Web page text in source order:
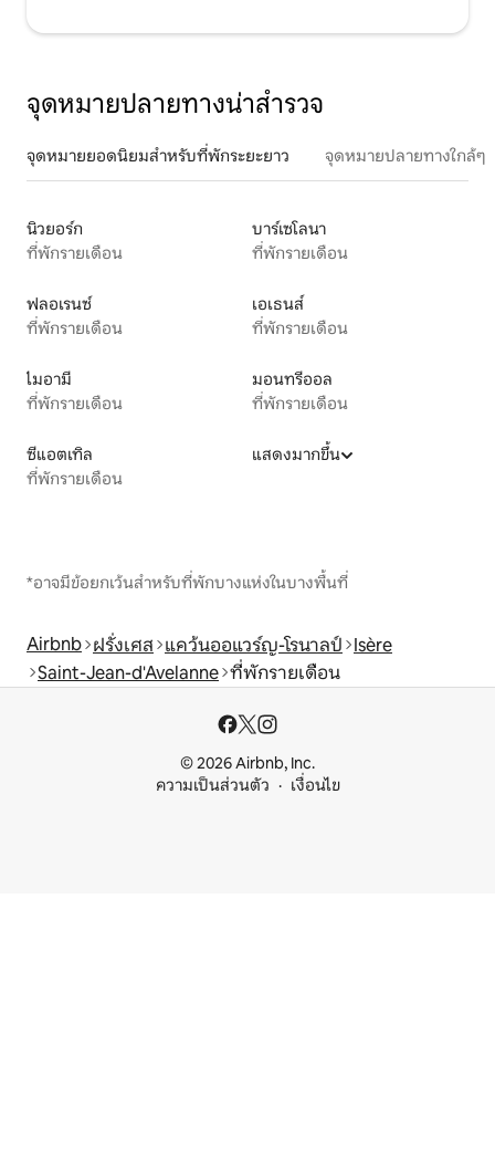
จุดหมายปลายทางน่าสำรวจ
จุดหมายยอดนิยมสำหรับที่พักระยะยาว จุดหมายปลายทางใกล้ๆ
นิวยอร์ก
ที่พักรายเดือน
บาร์เซโลนา
ที่พักรายเดือน
ฟลอเรนซ์
ที่พักรายเดือน
เอเธนส์
ที่พักรายเดือน
ไมอามี
ที่พักรายเดือน
มอนทรีออล
ที่พักรายเดือน
ซีแอตเทิล
ที่พักรายเดือน
แสดงมากขึ้น
*อาจมีข้อยกเว้นสำหรับที่พักบางแห่งในบางพื้นที่
Airbnb ฝรั่งเศส แคว้นออแวร์ญ-โรนาลป์ Isère
Saint-Jean-d'Avelanne ที่พักรายเดือน
© 2026 Airbnb, Inc.
ความเป็นส่วนตัว
เงื่อนไข